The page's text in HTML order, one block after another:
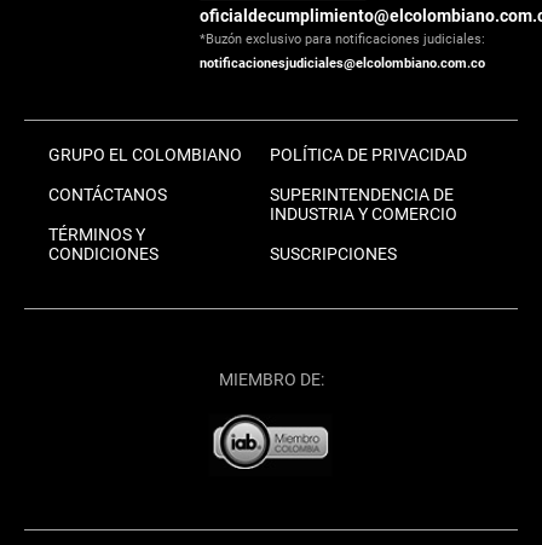
*Buzón exclusivo para notificaciones judiciales:
notificacionesjudiciales@elcolombiano.com.co
GRUPO EL COLOMBIANO
CONTÁCTANOS
TÉRMINOS Y
CONDICIONES
POLÍTICA DE PRIVACIDAD
SUPERINTENDENCIA DE
INDUSTRIA Y COMERCIO
SUSCRIPCIONES
MIEMBRO DE: